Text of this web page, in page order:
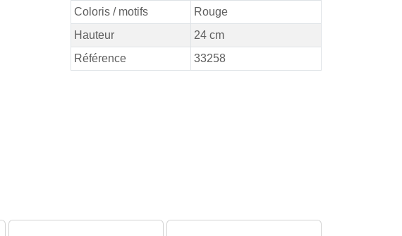
Coloris / motifs
Rouge
Hauteur
24 cm
Référence
33258